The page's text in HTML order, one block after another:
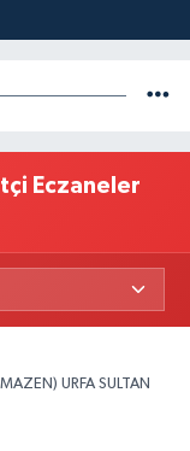
Eczaneler
URFA SULTAN